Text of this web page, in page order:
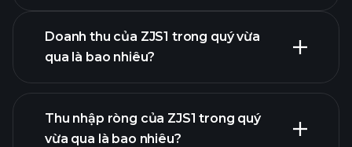
lợi nhuận của ZJS1
Doanh thu của ZJS1 trong quý vừa
qua là bao nhiêu?
Thu nhập ròng của ZJS1 trong quý
vừa qua là bao nhiêu?